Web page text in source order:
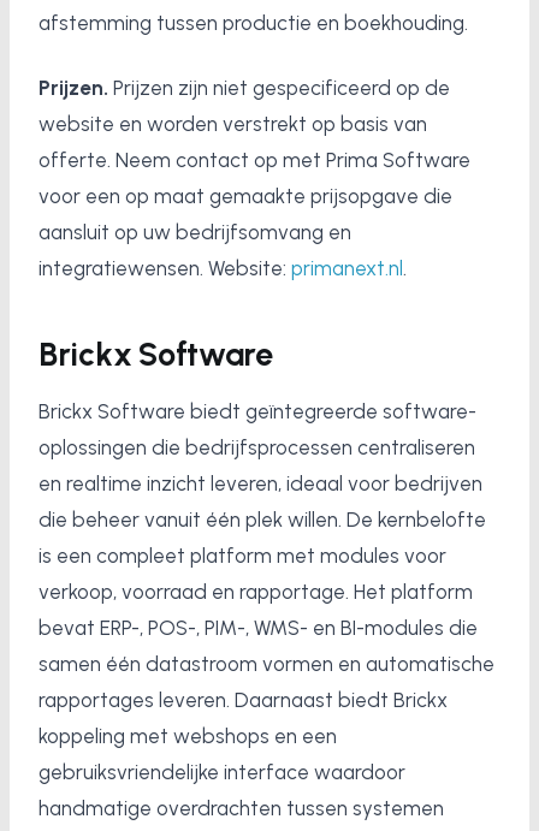
afstemming tussen productie en boekhouding.
Prijzen. Prijzen zijn niet gespecificeerd op de
website en worden verstrekt op basis van
offerte. Neem contact op met Prima Software
voor een op maat gemaakte prijsopgave die
aansluit op uw bedrijfsomvang en
integratiewensen. Website: primanext.nl .
Brickx Software
Brickx Software biedt geïntegreerde software-
oplossingen die bedrijfsprocessen centraliseren
en realtime inzicht leveren, ideaal voor bedrijven
die beheer vanuit één plek willen. De kernbelofte
is een compleet platform met modules voor
verkoop, voorraad en rapportage. Het platform
bevat ERP-, POS-, PIM-, WMS- en BI-modules die
samen één datastroom vormen en automatische
rapportages leveren. Daarnaast biedt Brickx
koppeling met webshops en een
gebruiksvriendelijke interface waardoor
handmatige overdrachten tussen systemen